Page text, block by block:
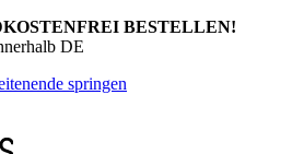
BESTELLEN!
DE
springen